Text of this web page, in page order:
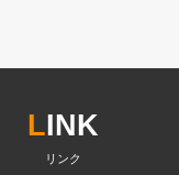
LINK